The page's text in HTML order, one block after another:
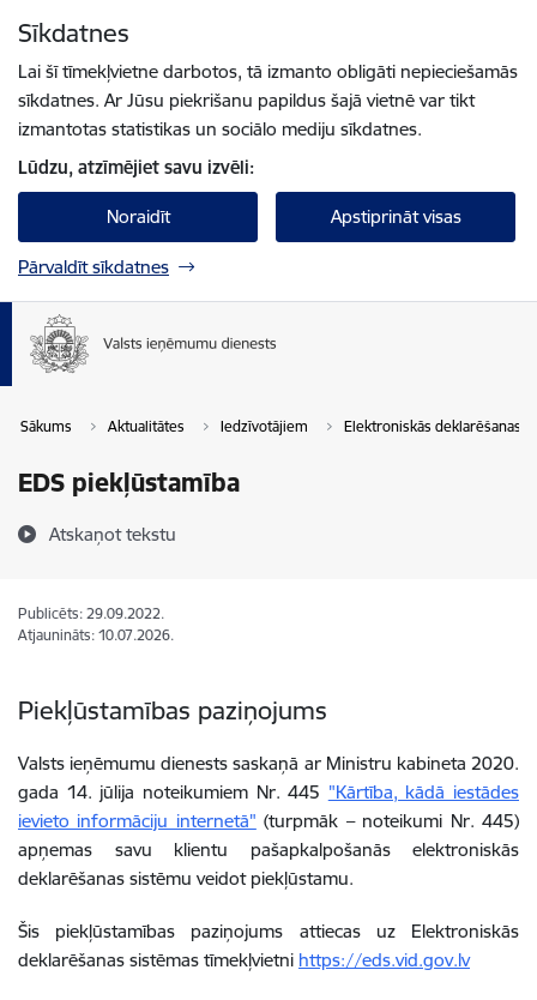
Sīkdatnes
Lai šī tīmekļvietne darbotos, tā izmanto obligāti nepieciešamās
sīkdatnes. Ar Jūsu piekrišanu papildus šajā vietnē var tikt
izmantotas statistikas un sociālo mediju sīkdatnes.
Lūdzu, atzīmējiet savu izvēli:
Noraidīt Apstiprināt visas
Pārvaldīt sīkdatnes
Sākums Aktualitātes Iedzīvotājiem Elektroniskās deklarēšanas
EDS piekļūstamība
Atskaņot tekstu
Publicēts: 29.09.2022.
Atjaunināts: 10.07.2026.
Piekļūstamības paziņojums
Valsts ieņēmumu dienests saskaņā ar Ministru kabineta 2020.
gada 14. jūlija noteikumiem Nr. 445 "Kārtība, kādā iestādes
ievieto informāciju internetā" (turpmāk – noteikumi Nr. 445)
apņemas savu klientu pašapkalpošanās elektroniskās
deklarēšanas sistēmu veidot piekļūstamu.
Šis piekļūstamības paziņojums attiecas uz Elektroniskās
deklarēšanas sistēmas tīmekļvietni https://eds.vid.gov.lv